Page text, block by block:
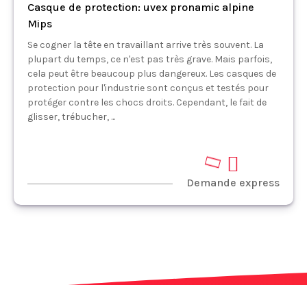
Casque de protection: uvex pronamic alpine
Mips
Se cogner la tête en travaillant arrive très souvent. La
plupart du temps, ce n'est pas très grave. Mais parfois,
cela peut être beaucoup plus dangereux. Les casques de
protection pour l'industrie sont conçus et testés pour
protéger contre les chocs droits. Cependant, le fait de
glisser, trébucher, ...
Demande express